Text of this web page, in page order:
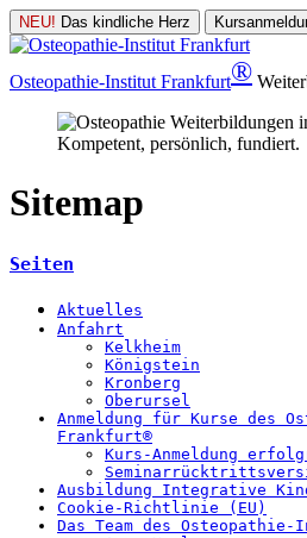
NEU! Das kindliche Herz
Osteopathie-Institut Frankfurt®
Kompetent, persönlich, fundiert.
Sitemap
Seiten
Aktuelles
Anfahrt
Kelkheim
Königstein
Kronberg
Oberursel
Anmeldung für Kurse des
Frankfurt®
Kurs-Anmeldung
Ausbildung Integrative
Cookie-Richtlinie (EU)
Das Team des